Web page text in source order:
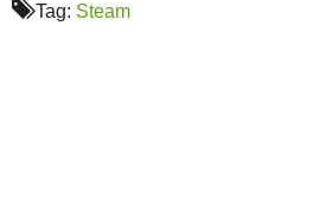
Tag: Steam